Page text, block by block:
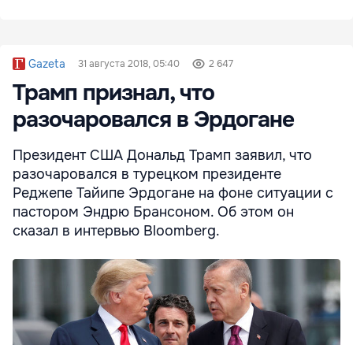
Gazeta 31 августа 2018, 05:40 2 647
Трамп признал, что
разочаровался в Эрдогане
Президент США Дональд Трамп заявил, что
разочаровался в турецком президенте
Реджепе Тайипе Эрдогане на фоне ситуации с
пастором Эндрю Брансоном. Об этом он
сказал в интервью Bloomberg.